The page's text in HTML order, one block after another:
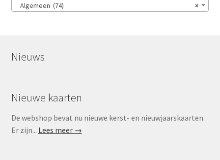
×
Algemeen (74)
Nieuws
Nieuwe kaarten
De webshop bevat nu nieuwe kerst- en nieuwjaarskaarten.
Er zijn... Lees meer →